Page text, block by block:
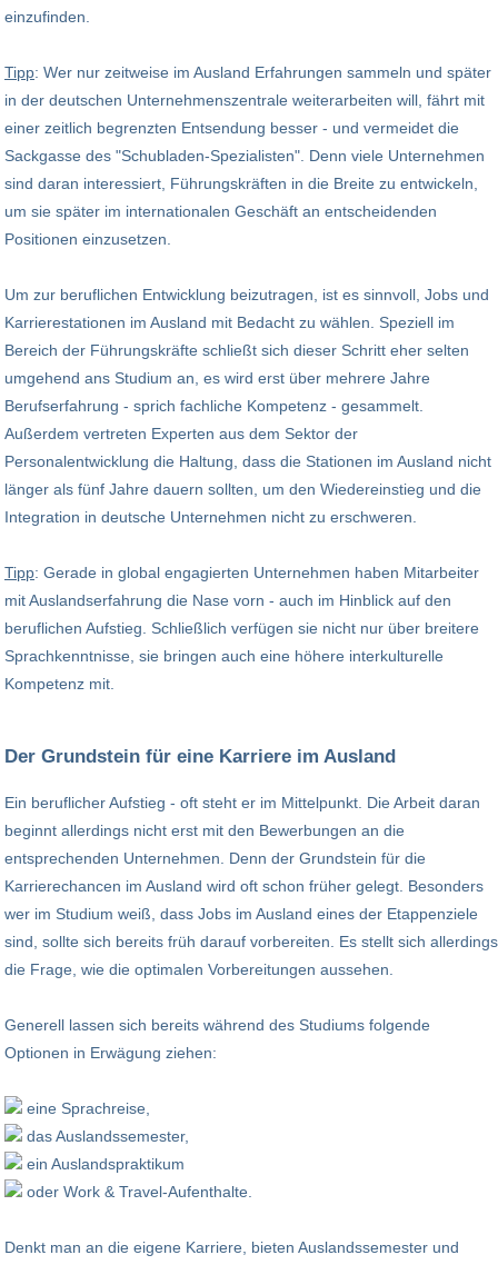
einzufinden.
Tipp: Wer nur zeitweise im Ausland Erfahrungen sammeln und später
in der deutschen Unternehmenszentrale weiterarbeiten will, fährt mit
einer zeitlich begrenzten Entsendung besser - und vermeidet die
Sackgasse des "Schubladen-Spezialisten". Denn viele Unternehmen
sind daran interessiert, Führungskräften in die Breite zu entwickeln,
um sie später im internationalen Geschäft an entscheidenden
Positionen einzusetzen.
Um zur beruflichen Entwicklung beizutragen, ist es sinnvoll, Jobs und
Karrierestationen im Ausland mit Bedacht zu wählen. Speziell im
Bereich der Führungskräfte schließt sich dieser Schritt eher selten
umgehend ans Studium an, es wird erst über mehrere Jahre
Berufserfahrung - sprich fachliche Kompetenz - gesammelt.
Außerdem vertreten Experten aus dem Sektor der
Personalentwicklung die Haltung, dass die Stationen im Ausland nicht
länger als fünf Jahre dauern sollten, um den Wiedereinstieg und die
Integration in deutsche Unternehmen nicht zu erschweren.
Tipp: Gerade in global engagierten Unternehmen haben Mitarbeiter
mit Auslandserfahrung die Nase vorn - auch im Hinblick auf den
beruflichen Aufstieg. Schließlich verfügen sie nicht nur über breitere
Sprachkenntnisse, sie bringen auch eine höhere interkulturelle
Kompetenz mit.
Der Grundstein für eine Karriere im Ausland
Ein beruflicher Aufstieg - oft steht er im Mittelpunkt. Die Arbeit daran
beginnt allerdings nicht erst mit den Bewerbungen an die
entsprechenden Unternehmen. Denn der Grundstein für die
Karrierechancen im Ausland wird oft schon früher gelegt. Besonders
wer im Studium weiß, dass Jobs im Ausland eines der Etappenziele
sind, sollte sich bereits früh darauf vorbereiten. Es stellt sich allerdings
die Frage, wie die optimalen Vorbereitungen aussehen.
Generell lassen sich bereits während des Studiums folgende
Optionen in Erwägung ziehen:
eine Sprachreise,
das Auslandssemester,
ein Auslandspraktikum
oder Work & Travel-Aufenthalte.
Denkt man an die eigene Karriere, bieten Auslandssemester und